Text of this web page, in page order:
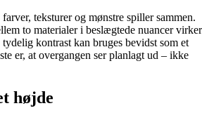
teksturer og mønstre spiller sammen.
to materialer i beslægtede nuancer virker
kontrast kan bruges bevidst som et
er, at overgangen ser planlagt ud – ikke
højde